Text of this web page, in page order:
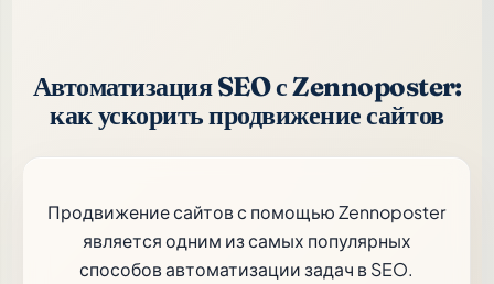
Автоматизация SEO с Zennoposter:
как ускорить продвижение сайтов
Продвижение сайтов с помощью Zennoposter
является одним из самых популярных
способов автоматизации задач в SEO.